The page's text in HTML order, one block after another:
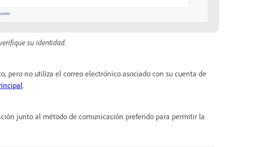
su identidad.
pero no utiliza el correo electrónico asociado con su cuenta de
.
junto al método de comunicación preferido para permitir la